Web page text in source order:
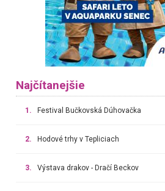
Najčítanejšie
1. Festival Bučkovská Dúhovačka
2. Hodové trhy v Tepliciach
3. Výstava drakov - Dračí Beckov